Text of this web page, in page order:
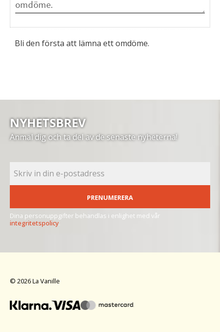
Bli den första att lämna ett omdöme.
NYHETSBREV
Anmäl dig och ta del av de senaste nyheterna!
PRENUMERERA
Dina personuppgifter behandlas i enlighet med vår
integritetspolicy.
© 2026 La Vanille